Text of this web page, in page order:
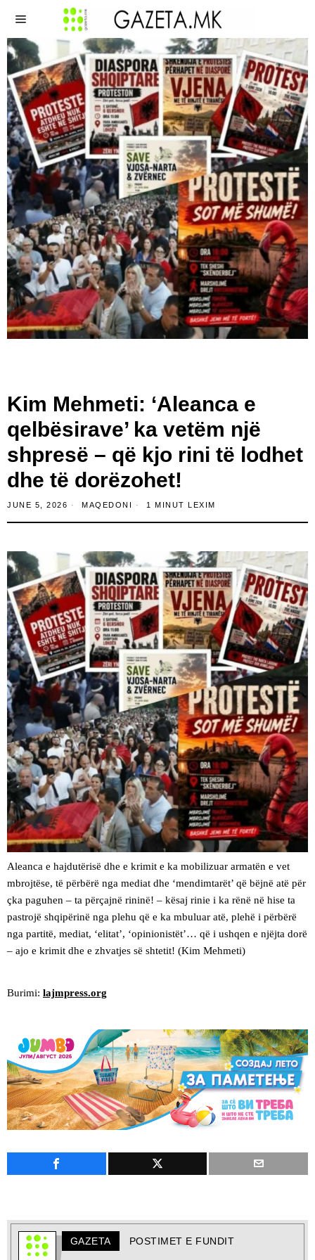
Kim Mehmeti: ‘Aleanca e
qelbësirave’ ka vetëm një
shpresë – që kjo rini të lodhet
dhe të dorëzohet!
JUNE 5, 2026 MAQEDONI 1 MINUT LEXIM
Aleanca e hajdutërisë dhe e krimit e ka mobilizuar armatën e vet
mbrojtëse, të përbërë nga mediat dhe ‘mendimtarët’ që bëjnë atë për
çka paguhen – ta përçajnë rininë! – kësaj rinie i ka rënë në hise ta
pastrojë shqipërinë nga plehu që e ka mbuluar atë, plehë i përbërë
nga partitë, mediat, ‘elitat’, ‘opinionistët’… që i ushqen e njëjta dorë
– ajo e krimit dhe e zhvatjes së shtetit! (Kim Mehmeti)
Burimi: lajmpress.org
GAZETA POSTIMET E FUNDIT